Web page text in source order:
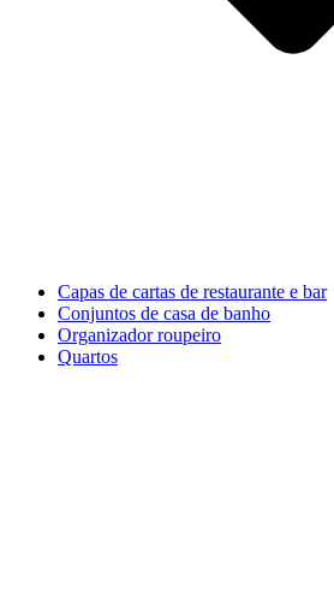
Capas de cartas de restaurante e bar
Conjuntos de casa de banho
Organizador roupeiro
Quartos